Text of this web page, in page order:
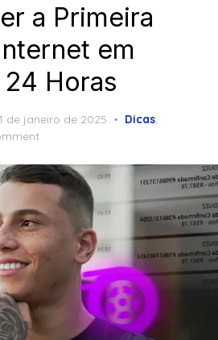
a Primeira
em
Horas
de janeiro de 2025 Dicas,